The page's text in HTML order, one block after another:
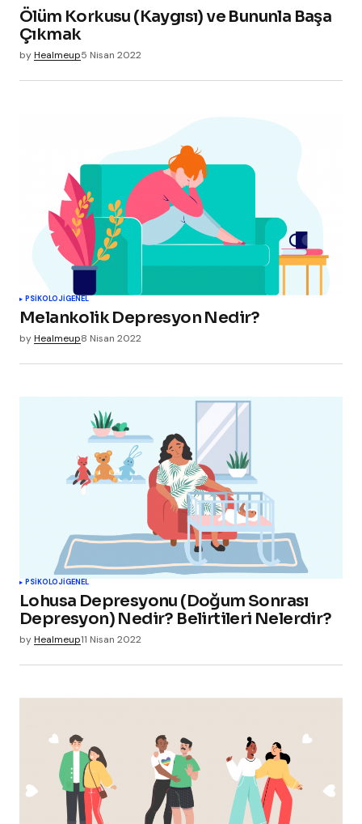
Ölüm Korkusu (Kaygısı) ve Bununla Başa
Çıkmak
byHealmeup5 Nisan 2022
PSIKOLOJIGENEL
Melankolik Depresyon Nedir?
byHealmeup8 Nisan 2022
PSIKOLOJIGENEL
Lohusa Depresyonu (Doğum Sonrası
Depresyon) Nedir? Belirtileri Nelerdir?
byHealmeup11 Nisan 2022